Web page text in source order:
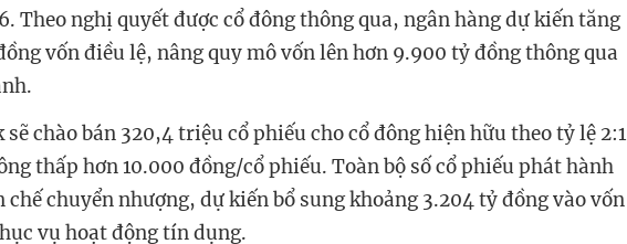
Theo nghị quyết được cổ đông thông qua, ngân hàng dự kiến tăng
vốn điều lệ, nâng quy mô vốn lên hơn 9.900 tỷ đồng thông qua
sẽ chào bán 320,4 triệu cổ phiếu cho cổ đông hiện hữu theo tỷ lệ 2:1
thấp hơn 10.000 đồng/cổ phiếu. Toàn bộ số cổ phiếu phát hành
chế chuyển nhượng, dự kiến bổ sung khoảng 3.204 tỷ đồng vào vốn
vụ hoạt động tín dụng.